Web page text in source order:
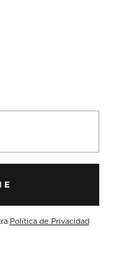
Política de Privacidad